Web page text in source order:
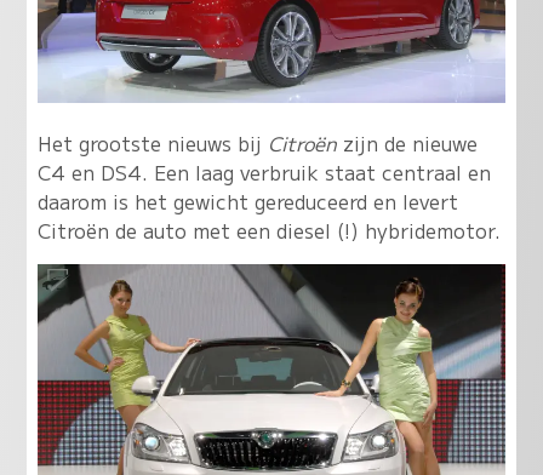
Het grootste nieuws bij Citroënzijn de nieuwe
C4 en DS4. Een laag verbruik staat centraal en
daarom is het gewicht gereduceerd en levert
Citroën de auto met een diesel (!) hybridemotor.